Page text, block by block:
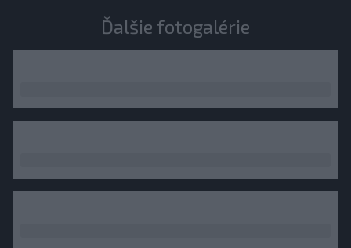
Ďalšie fotogalérie